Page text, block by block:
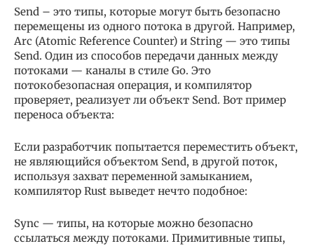
Send – это типы, которые могут быть безопасно
перемещены из одного потока в другой. Например,
Arc (Atomic Reference Counter) и String — это типы
Send. Один из способов передачи данных между
потоками — каналы в стиле Go. Это
потокобезопасная операция, и компилятор
проверяет, реализует ли объект Send. Вот пример
переноса объекта:
Если разработчик попытается переместить объект,
не являющийся объектом Send, в другой поток,
используя захват переменной замыканием,
компилятор Rust выведет нечто подобное:
Sync — типы, на которые можно безопасно
ссылаться между потоками. Примитивные типы,